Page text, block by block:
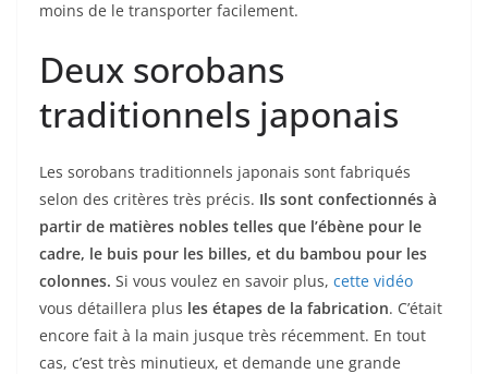
moins de le transporter facilement.
Deux sorobans
traditionnels japonais
Les sorobans traditionnels japonais sont fabriqués
selon des critères très précis. Ils sont confectionnés à
partir de matières nobles telles que l’ébène pour le
cadre, le buis pour les billes, et du bambou pour les
colonnes. Si vous voulez en savoir plus, cette vidéo
vous détaillera plus les étapes de la fabrication. C’était
encore fait à la main jusque très récemment. En tout
cas, c’est très minutieux, et demande une grande